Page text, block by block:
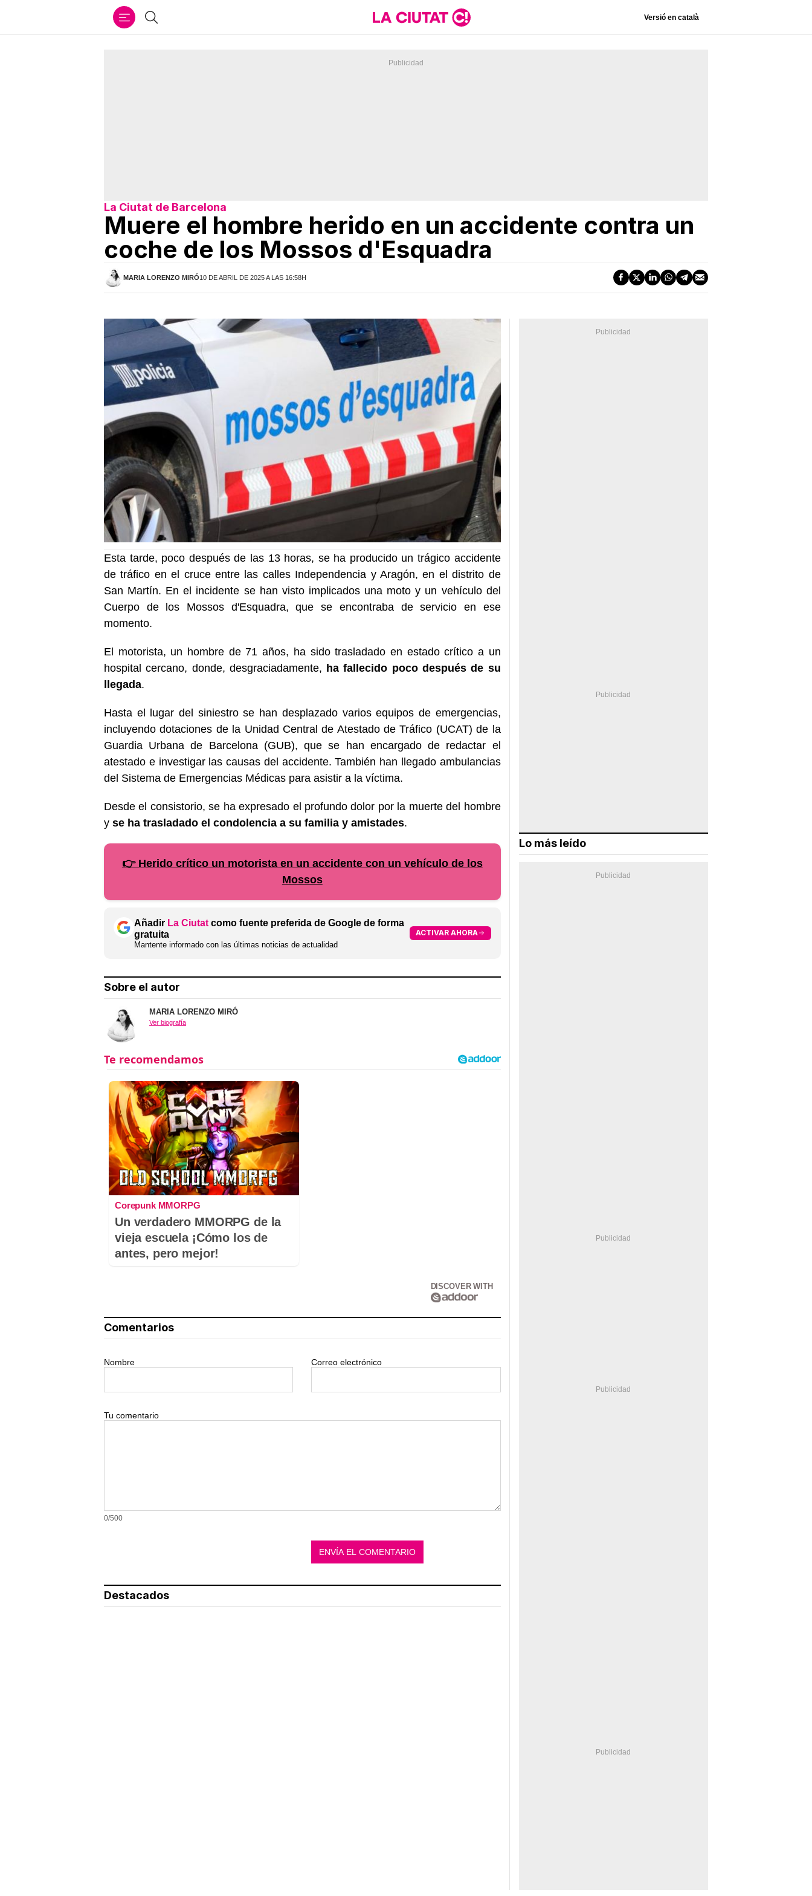
Buscar Versió en català
La Ciutat de Barcelona
Muere el hombre herido en un accidente contra un
coche de los Mossos d'Esquadra
MARIA LORENZO MIRÓ10 DE ABRIL DE 2025 A LAS 16:58H
Esta tarde, poco después de las 13 horas, se ha producido un trágico accidente
de tráfico en el cruce entre las calles Independencia y Aragón, en el distrito de
San Martín. En el incidente se han visto implicados una moto y un vehículo del
Cuerpo de los Mossos d'Esquadra, que se encontraba de servicio en ese
momento.
El motorista, un hombre de 71 años, ha sido trasladado en estado crítico a un
hospital cercano, donde, desgraciadamente, ha fallecido poco después de su
llegada.
Hasta el lugar del siniestro se han desplazado varios equipos de emergencias,
incluyendo dotaciones de la Unidad Central de Atestado de Tráfico (UCAT) de la
Guardia Urbana de Barcelona (GUB), que se han encargado de redactar el
atestado e investigar las causas del accidente. También han llegado ambulancias
del Sistema de Emergencias Médicas para asistir a la víctima.
Desde el consistorio, se ha expresado el profundo dolor por la muerte del hombre
y se ha trasladado el condolencia a su familia y amistades.
👉 Herido crítico un motorista en un accidente con un vehículo de los
Mossos
Añadir La Ciutat como fuente preferida de Google de forma
gratuita
Mantente informado con las últimas noticias de actualidad
ACTIVAR AHORA
Sobre el autor
MARIA LORENZO MIRÓ
Ver biografía
Corepunk MMORPG
Un verdadero MMORPG de la
vieja escuela ¡Cómo los de
antes, pero mejor!
DISCOVER WITH
Comentarios
Nombre Correo electrónico
Tu comentario
0/500
Destacados
Lo más leído